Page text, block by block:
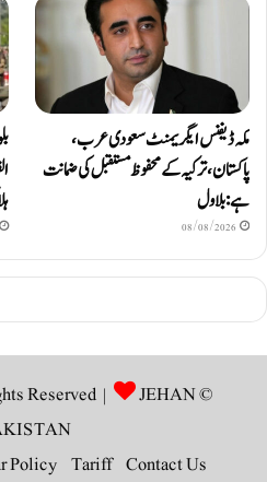
مکہ ڈیفنس ایگریمنٹ سعودی عرب،
پاکستان، ترکیہ کے محفوظ مستقبل کی ضمانت
ہے: بلاول
08/08/2026
© Copyright 2026, All Rights Reserved |
JEHAN
Contact Us
Tariff
Policy